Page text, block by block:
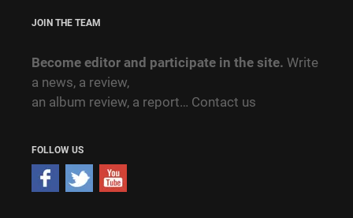
JOIN THE TEAM
Become editor and participate in the site. Write
a news, a review,
an album review, a report… Contact us
FOLLOW US